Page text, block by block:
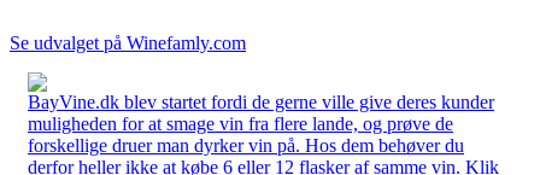
Se udvalget på Winefamly.com
BayVine.dk blev startet fordi de gerne ville give deres kunder
muligheden for at smage vin fra flere lande, og prøve de
forskellige druer man dyrker vin på. Hos dem behøver du
derfor heller ikke at købe 6 eller 12 flasker af samme vin. Klik